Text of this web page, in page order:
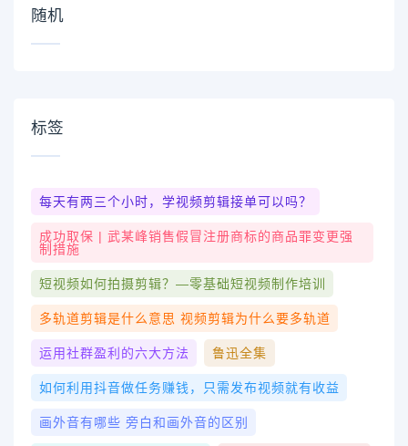
随机
标签
每天有两三个小时，学视频剪辑接单可以吗？
成功取保 | 武某峰销售假冒注册商标的商品罪变更强
制措施
短视频如何拍摄剪辑？—零基础短视频制作培训
多轨道剪辑是什么意思 视频剪辑为什么要多轨道
运用社群盈利的六大方法 鲁迅全集
如何利用抖音做任务赚钱，只需发布视频就有收益
画外音有哪些 旁白和画外音的区别